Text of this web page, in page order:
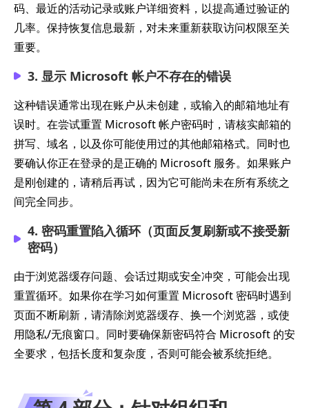
码、最近的活动记录或账户详细资料，以提高通过验证的
几率。保持恢复信息最新，对未来重新获取访问权限至关
重要。
3. 显示 Microsoft 帐户不存在的错误
这种错误通常出现在账户从未创建，或输入的邮箱地址有
误时。在尝试重置 Microsoft 帐户密码时，请核实邮箱的
拼写、域名，以及你可能使用过的其他邮箱格式。同时也
要确认你正在登录的是正确的 Microsoft 服务。如果账户
是刚创建的，请稍后再试，因为它可能尚未在所有系统之
间完全同步。
4. 密码重置陷入循环（页面反复刷新或不接受新
密码）
由于浏览器缓存问题、会话过期或安全冲突，可能会出现
重置循环。如果你在学习如何重置 Microsoft 密码时遇到
页面不断刷新，请清除浏览器缓存、换一个浏览器，或使
用隐私/无痕窗口。同时要确保新密码符合 Microsoft 的安
全要求，包括长度和复杂度，否则可能会被系统拒绝。